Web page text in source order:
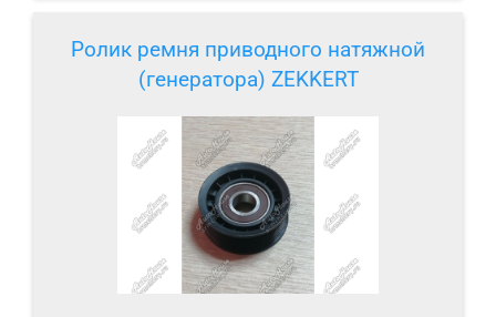
Ролик ремня приводного натяжной
(генератора) ZEKKERT